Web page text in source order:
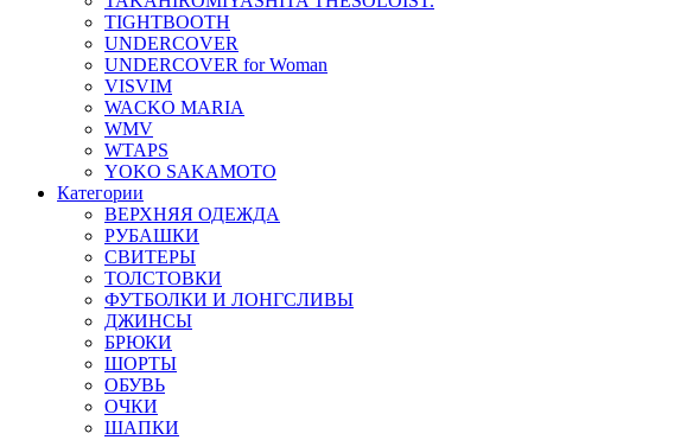
TIGHTBOOTH
UNDERCOVER
UNDERCOVER for Woman
VISVIM
WACKO MARIA
WMV
WTAPS
YOKO SAKAMOTO
Категории
ВЕРХНЯЯ ОДЕЖДА
РУБАШКИ
СВИТЕРЫ
ТОЛСТОВКИ
ФУТБОЛКИ И ЛОНГСЛИВЫ
ДЖИНСЫ
БРЮКИ
ШОРТЫ
ОБУВЬ
ОЧКИ
ШАПКИ